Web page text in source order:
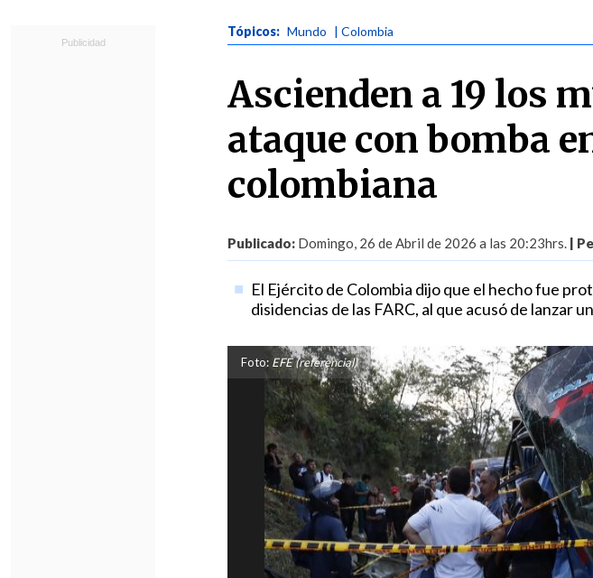
Tópicos: Mundo | Colombia
Ascienden a 19 los
ataque con bomba
colombiana
Publicado: Domingo, 26 de Abril de 2026 a las 20:23hrs. |
El Ejército de Colombia dijo que el hecho fue
disidencias de las FARC, al que acusó de lanzar
Foto: EFE (referencial)